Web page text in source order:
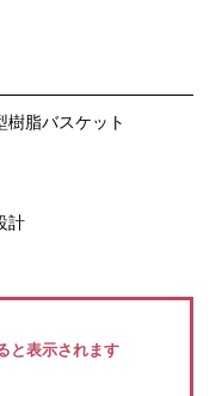
樹脂バスケット
計
と表示されます